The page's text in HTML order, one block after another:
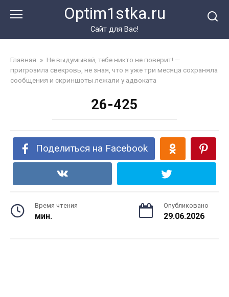
Optim1stka.ru
Сайт для Вас!
Главная » Не выдумывай, тебе никто не поверит! —
пригрозила свекровь, не зная, что я уже три месяца сохраняла
сообщения и скриншоты лежали у адвоката
26-425
Поделиться на Facebook
Время чтения
мин.
Опубликовано
29.06.2026